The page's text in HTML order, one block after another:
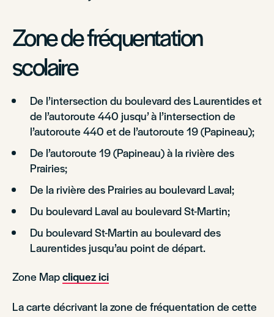
Zone de fréquentation
scolaire
De l’intersection du boulevard des Laurentides et
de l’autoroute 440 jusqu’ à l’intersection de
l’autoroute 440 et de l’autoroute 19 (Papineau);
De l’autoroute 19 (Papineau) à la rivière des
Prairies;
De la rivière des Prairies au boulevard Laval;
Du boulevard Laval au boulevard St-Martin;
Du boulevard St-Martin au boulevard des
Laurentides jusqu’au point de départ.
Zone Mapcliquez ici
La carte décrivant la zone de fréquentation de cette